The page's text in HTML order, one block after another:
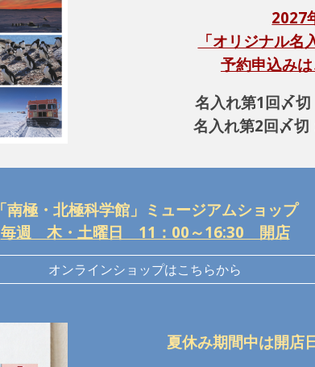
2027
「オリジナル名
予約申込み
名入れ第1回〆切
名入れ第2回〆切
「南極・北極科学館」ミュージアムショップ
毎週 木・土曜日 11：00～16:30 開店
オンラインショップはこちらから
夏休み期間中は開店